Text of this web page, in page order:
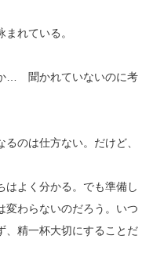
れている。
… 聞かれていないのに考
のは仕方ない。だけど、
はよく分かる。でも準備し
変わらないのだろう。いつ
、精一杯大切にすることだ